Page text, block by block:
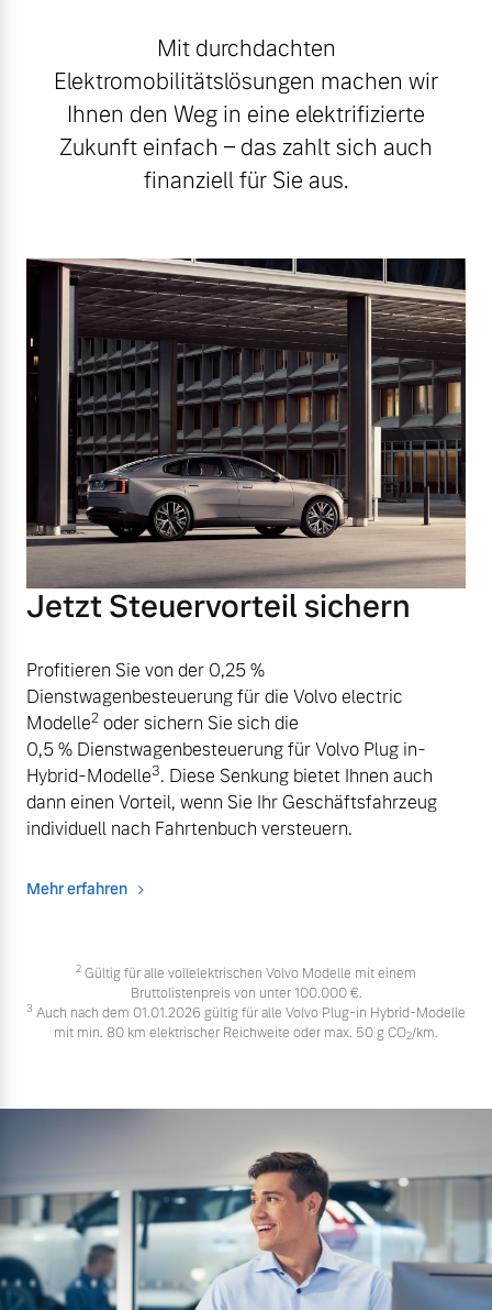
Mit durchdachten
Elektromobilitätslösungen machen wir
Ihnen den Weg in eine elektrifizierte
Zukunft einfach – das zahlt sich auch
finanziell für Sie aus.
Jetzt Steuervorteil sichern
Profitieren Sie von der 0,25 %
Dienstwagenbesteuerung für die Volvo electric
Modelle2 oder sichern Sie sich die
0,5 % Dienstwagenbesteuerung für Volvo Plug in-
Hybrid-Modelle3. Diese Senkung bietet Ihnen auch
dann einen Vorteil, wenn Sie Ihr Geschäftsfahrzeug
individuell nach Fahrtenbuch versteuern.
Mehr erfahren
2 Gültig für alle vollelektrischen Volvo Modelle mit einem
Bruttolistenpreis von unter 100.000 €.
3 Auch nach dem 01.01.2026 gültig für alle Volvo Plug-in Hybrid-Modelle
mit min. 80 km elektrischer Reichweite oder max. 50 g CO2/km.